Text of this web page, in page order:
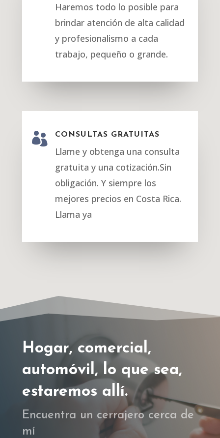
Haremos todo lo posible para
brindar atención de alta calidad
y profesionalismo a cada
trabajo, pequeño o grande.
 CONSULTAS GRATUITAS
Llame y obtenga una consulta
gratuita y una cotización.Sin
obligación. Y siempre los
mejores precios en Costa Rica.
Llama ya
Hogar, comercial,
automóvil, lo que sea,
estaremos allí.
Encuentra un cerrajero cerca de
mí